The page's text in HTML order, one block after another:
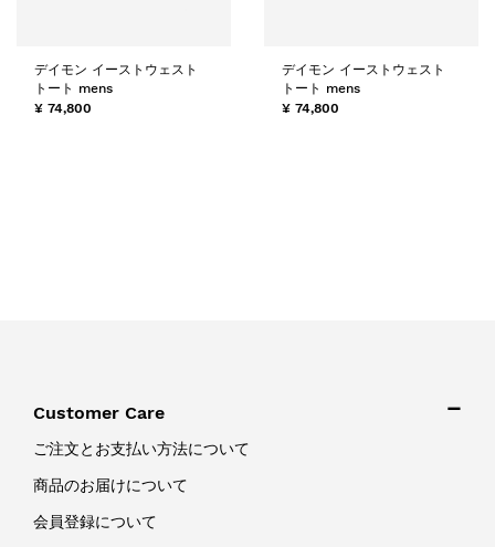
デイモン イーストウェスト
トート mens
¥ 74,800
デイモン イーストウェスト
トート mens
¥ 74,800
Customer Care
ご注文とお支払い方法について
商品のお届けについて
会員登録について